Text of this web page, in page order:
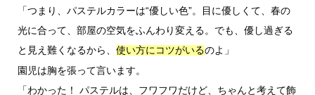
「つまり、パステルカラーは“優しい色”。目に優しくて、春の
光に合って、部屋の空気をふんわり変える。でも、優し過ぎる
と見え難くなるから、 使い方にコツがいるのよ」
園児は胸を張って言います。
「わかった！ パステルは、フワフワだけど、ちゃんと考えて飾